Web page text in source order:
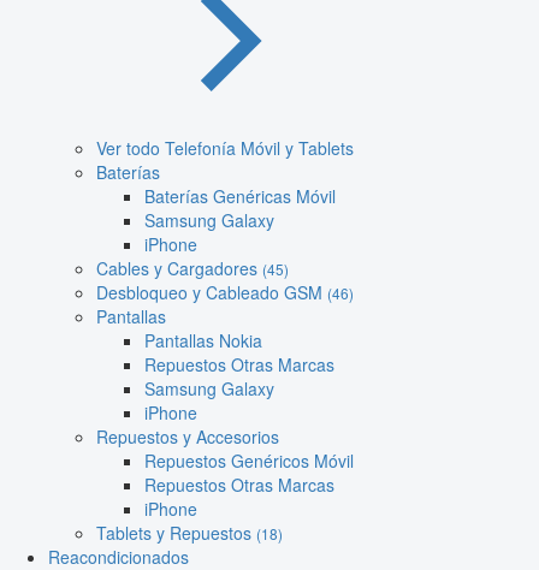
Ver todo Telefonía Móvil y Tablets
Baterías
Baterías Genéricas Móvil
Samsung Galaxy
iPhone
Cables y Cargadores (45)
Desbloqueo y Cableado GSM (46)
Pantallas
Pantallas Nokia
Repuestos Otras Marcas
Samsung Galaxy
iPhone
Repuestos y Accesorios
Repuestos Genéricos Móvil
Repuestos Otras Marcas
iPhone
Tablets y Repuestos (18)
Reacondicionados